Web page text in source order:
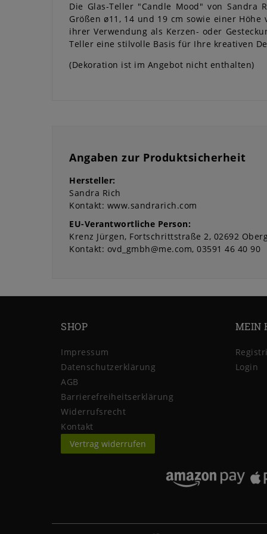
Die Glas-Teller "Candle Mood" von
Größen ø11, 14 und 19 cm sowie einer
ihrer Verwendung als Kerzen- oder
Teller eine stilvolle Basis für Ihre kreativen
(Dekoration ist im Angebot nicht enthalten)
Angaben zur Produktsicherheit
Hersteller:
Sandra Rich
Kontakt: www.sandrarich.com
EU-Verantwortliche Person:
Krenz Jürgen Fortschrittstraße 2 02692
Kontakt: ovd_gmbh@me.com 03591 46 40 90
SHOP
Impressum
Daten­schutz­erklärung
AGB
Barrierefreiheitserklärung
Widerrufs­recht
Kontakt
Vertrag widerrufen
MEIN
Login